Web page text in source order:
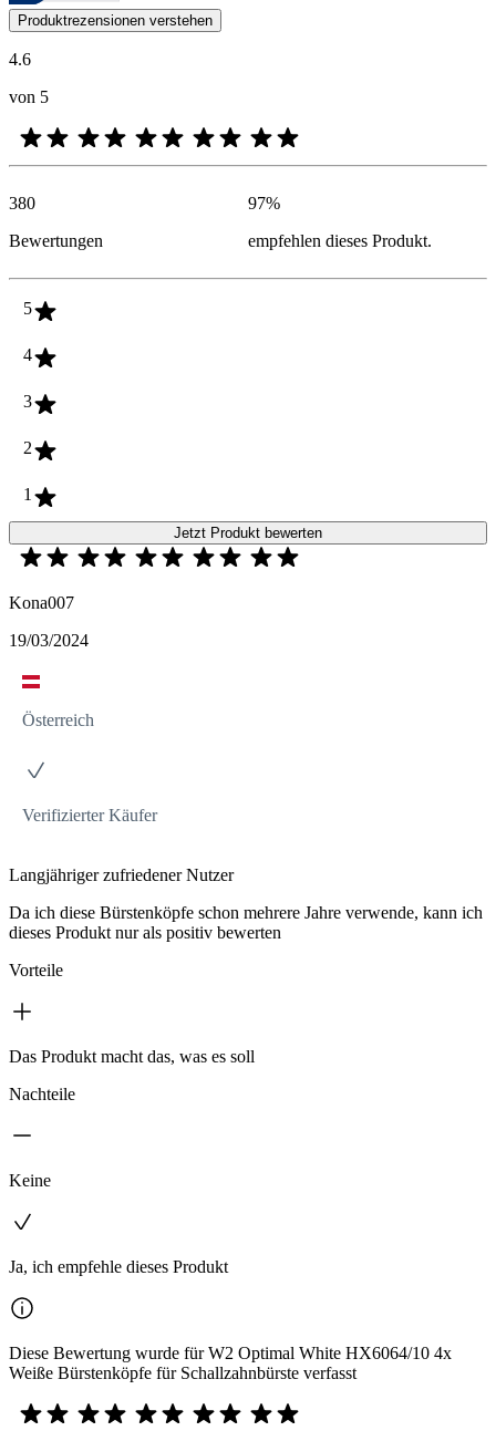
Kundenmeinungen in Form von Produkt- und Sternebewertungen
Produktrezensionen verstehen
4.6
von 5
380
Bewertungen
97%
empfehlen dieses Produkt.
5
4
3
2
1
Jetzt Produkt bewerten
Kona007
19/03/2024
Österreich
Verifizierter Käufer
Langjähriger zufriedener Nutzer
Da ich diese Bürstenköpfe schon mehrere Jahre verwende, kann ich
dieses Produkt nur als positiv bewerten
Vorteile
Das Produkt macht das, was es soll
Nachteile
Keine
Ja, ich empfehle dieses Produkt
Diese Bewertung wurde für W2 Optimal White HX6064/10 4x
Weiße Bürstenköpfe für Schallzahnbürste verfasst